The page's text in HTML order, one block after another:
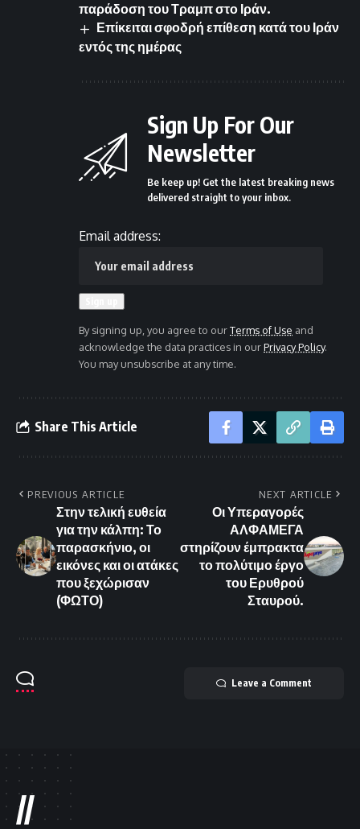
παράδοση του Τραμπ στο Ιράν.
Επίκειται σφοδρή επίθεση κατά του Ιράν
εντός της ημέρας
Sign Up For Our
Newsletter
Be keep up! Get the latest breaking news
delivered straight to your inbox.
Email address:
By signing up, you agree to ourTerms of Use and
acknowledge the data practices in ourPrivacy Policy.
You may unsubscribe at any time.
Share This Article
PREVIOUS ARTICLE
Στην τελική ευθεία
για την κάλπη: Το
παρασκήνιο, οι
εικόνες και οι ατάκες
που ξεχώρισαν
(ΦΩΤΟ)
NEXT ARTICLE
Οι Υπεραγορές
ΑΛΦΑΜΕΓΑ
στηρίζουν έμπρακτα
το πολύτιμο έργο
του Ερυθρού
Σταυρού.
Leave a Comment
//